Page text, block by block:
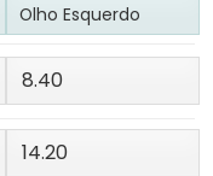
Olho Esquerdo